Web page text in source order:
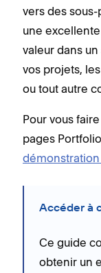
vers des sous-
une
valeur dans
vos projets,
ou tout autre
Pour vous
pages
Accéder à
Ce guide
obtenir un